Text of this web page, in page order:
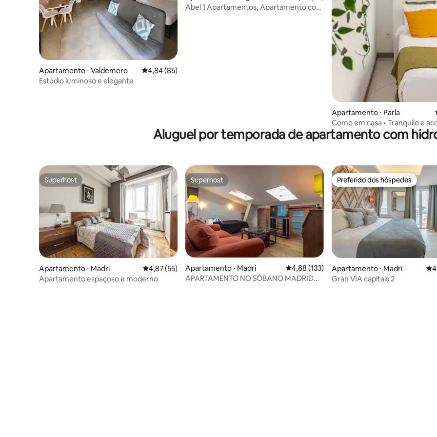
Apartamento ⋅ Valdemoro 4,84 de uma avaliação média de 5, 85 avaliações
4,84 (85)
Estúdio luminoso e elegante
ey
Abel 1 Apartamentos, Apartamento con
Apartamento ⋅ Parla
Como em casa • Tranquilo e
Aluguel por temporada de apartamento com
Superhost
Superhost
Apartamento ⋅ Madri 4,87 de uma avaliação média de 5, 55 avaliações
4,87 (55)
Apartamento espaçoso e moderno
Superhost
Superhost
Apartamento ⋅ Madri 4,88 de uma avaliação média de 5, 133
4,88 (133)
APARTAMENTO NO SÓBANO MADRID
Preferido dos hóspedes
Preferido dos hóspedes
Apartamento ⋅ Madri
Gran VIA capitals 2